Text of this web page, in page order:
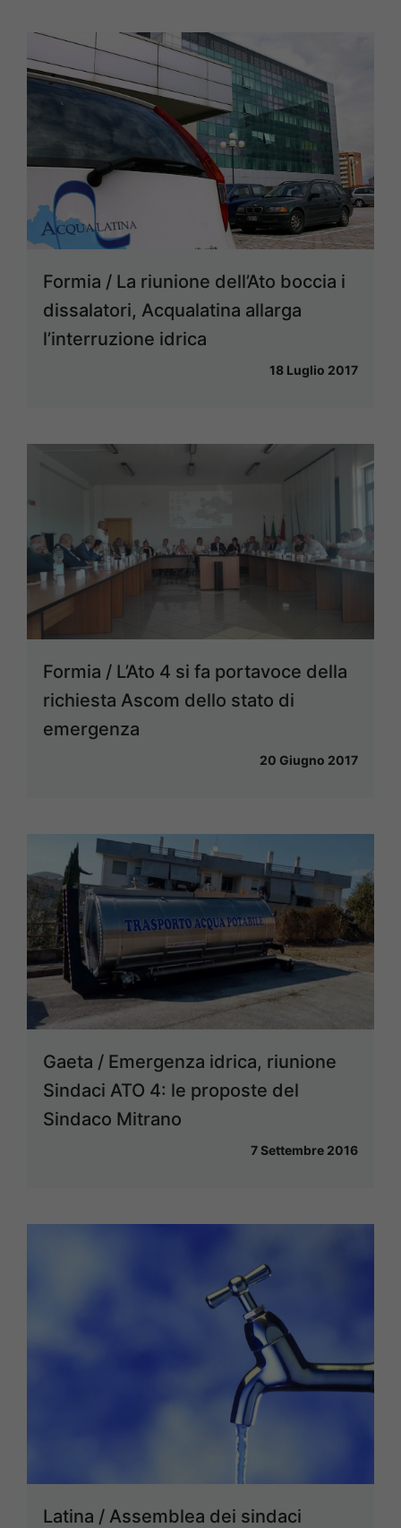
Formia / La riunione dell’Ato boccia i
dissalatori, Acqualatina allarga
l’interruzione idrica
18 Luglio 2017
Formia / L’Ato 4 si fa portavoce della
richiesta Ascom dello stato di
emergenza
20 Giugno 2017
Gaeta / Emergenza idrica, riunione
Sindaci ATO 4: le proposte del
Sindaco Mitrano
7 Settembre 2016
Latina / Assemblea dei sindaci